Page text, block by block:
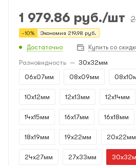
1 979.86 руб./шт
-10% Экономия 219.98 руб.
Достаточно Купить со
Разновидность — 30x32мм
06x07мм
08x09мм
10x12мм 12x13мм 12x14мм
14x15мм 16x17мм 16x18мм
18x19мм 19x22мм 20x22мм
24x27мм 27x33мм